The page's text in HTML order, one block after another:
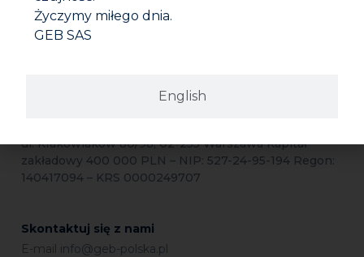
ul. Krakowiaków 80/98, 02-255 Warszawa Kapitał
zakładowy 400 000 PLN – NIP: 527-24-95-194 Regon:
140417094 – KRS 0000249707
Skontaktuj się z nami
E-mail info@geb-polska.pl
English
Życzymy miłego dnia.
GEB SAS